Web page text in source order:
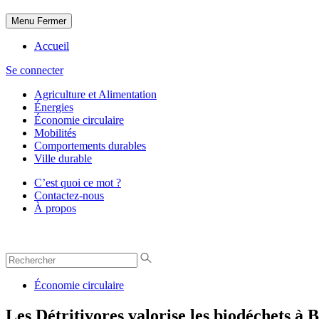
Menu Fermer
Accueil
Se connecter
Agriculture et Alimentation
Énergies
Économie circulaire
Mobilités
Comportements durables
Ville durable
C’est quoi ce mot ?
Contactez-nous
À propos
Économie circulaire